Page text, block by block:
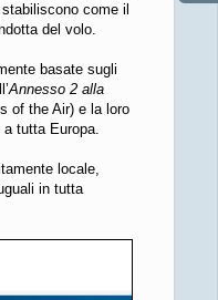
come il
del volo.
basate sugli
Annesso 2 alla
of the Air) e la loro
tutta Europa.
locale,
in tutta